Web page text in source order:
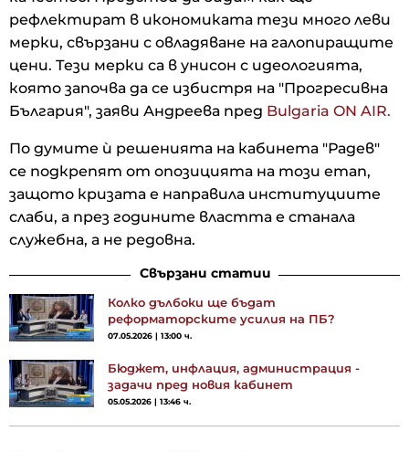
рефлектират в икономиката тези много леви
мерки, свързани с овладяване на галопиращите
цени. Тези мерки са в унисон с идеологията,
която започва да се избистря на "Прогресивна
България", заяви Андреева пред Bulgaria ON AIR.
По думите ѝ решенията на кабинета "Радев"
се подкрепят от опозицията на този етап,
защото кризата е направила институциите
слаби, а през годините властта е станала
служебна, а не редовна.
Свързани статии
Колко дълбоки ще бъдат
реформаторските усилия на ПБ?
07.05.2026 | 13:00 ч.
Бюджет, инфлация, администрация -
задачи пред новия кабинет
05.05.2026 | 13:46 ч.